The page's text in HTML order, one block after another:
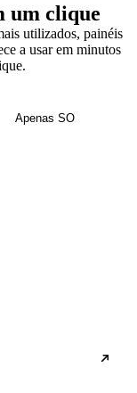
um clique
utilizados, painéis
a usar em minutos
Apenas SO